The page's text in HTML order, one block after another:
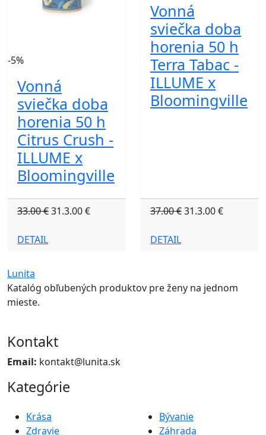
-5%
Vonná
sviečka doba
horenia 50 h
Citrus Crush -
ILLUME x
Bloomingville
33.00 €31.3.00 €
DETAIL
Vonná
sviečka doba
horenia 50 h
Terra Tabac -
ILLUME x
Bloomingville
37.00 €31.3.00 €
DETAIL
Lunita
Katalóg obľubených produktov pre ženy na jednom
mieste.
Kontakt
Email: kontakt@lunita.sk
Kategórie
Krása
Zdravie
Bývanie
Záhrada